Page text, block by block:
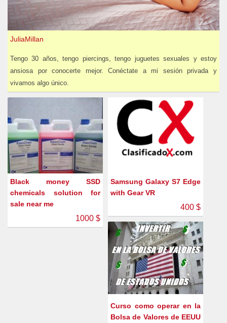
JuliaMillan
Tengo 30 años, tengo piercings, tengo juguetes sexuales y estoy
ansiosa por conocerte mejor. Conéctate a mi sesión privada y
vivamos algo único.
Black money SSD
chemicals solution for
sale near me
1000 $
Samsung Galaxy S7 Edge
with Gear VR
400 $
Curso como operar en la
Bolsa de Valores de EEUU